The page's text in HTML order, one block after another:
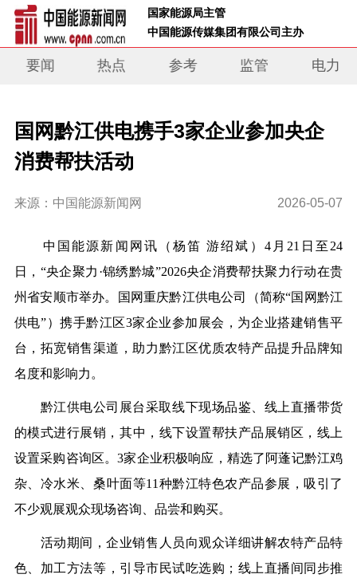
国家能源局主管
中国能源传媒集团有限公司主办
要闻 热点 参考 监管 电力
国网黔江供电携手3家企业参加央企
消费帮扶活动
来源：中国能源新闻网 2026-05-07
中国能源新闻网讯（杨笛游绍斌 ） 4月21日至24
日， “央企聚力·锦绣黔城”2026央企消费帮扶聚力行动在贵
州省安顺市举办。国网重庆黔江供电公司（简称“国网黔江
供电”）携手黔江区3家企业参加 展会， 为企业搭建销售平
台， 拓宽销售渠道，助力黔江区优质农特产品提升品牌知
名度和影响力 。
黔江供电公司展台采取线下现场品鉴、线上直播带货
的模式进行展销 ， 其中，线下设置帮扶产品展销区，线上
设置采购咨询区。3家企业积极响应，精选了 阿蓬记黔江鸡
杂
冷水米 桑叶面等11种黔江特色农产品参展，吸引了
不少观展观众现场咨询、品尝和购买。
活动期间，企业销售 人员向观众详细讲解农特产品特
色
加工方法等 ， 引导市民试吃选购 ； 线上直播间同步推